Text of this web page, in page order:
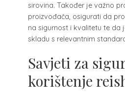
sirovina. Također je važno
proizvođača, osigurati da
na sigurnost i kvalitetu te da
skladu s relevantnim
Savjeti za
korištenje